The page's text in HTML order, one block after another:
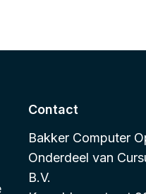
Contact
Bakker Computer
Onderdeel van
B.V.